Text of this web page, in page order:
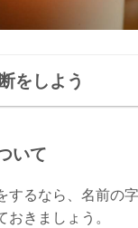
をしよう
いて
するなら、名前の
きましょう。